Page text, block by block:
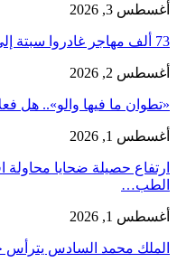
أغسطس 3, 2026
73 ألف مهاجر غادروا سبتة إلى المغرب وعدد القتلى يرتفع لـ71
أغسطس 2, 2026
«تطوان ما فيها والو».. هل
أغسطس 1, 2026
الطب…
أغسطس 1, 2026
الملك محمد السادس يترأس